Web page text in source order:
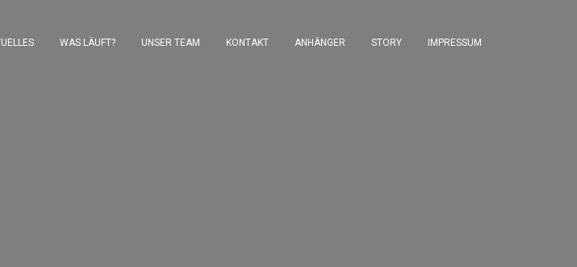
WAS LÄUFT? UNSER TEAM KONTAKT ANHÄNGER STORY IMPRESSUM